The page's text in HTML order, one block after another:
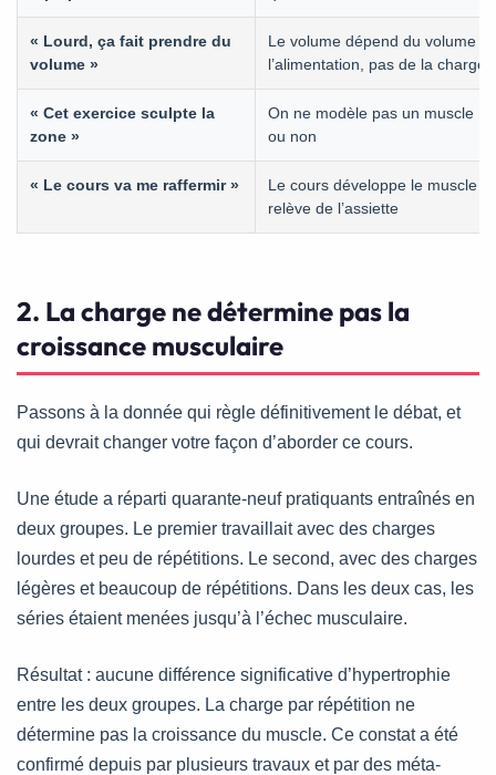
« Lourd, ça fait prendre du
volume »
Le volume dépend du volume
l’alimentation, pas de la charge
« Cet exercice sculpte la
zone »
On ne modèle pas un muscle ;
ou non
« Le cours va me raffermir »
Le cours développe le muscle ;
relève de l’assiette
2. La charge ne détermine pas la
croissance musculaire
Passons à la donnée qui règle définitivement le débat, et
qui devrait changer votre façon d’aborder ce cours.
Une étude a réparti quarante-neuf pratiquants entraînés en
deux groupes. Le premier travaillait avec des charges
lourdes et peu de répétitions. Le second, avec des charges
légères et beaucoup de répétitions. Dans les deux cas, les
séries étaient menées jusqu’à l’échec musculaire.
Résultat : aucune différence significative d’hypertrophie
entre les deux groupes. La charge par répétition ne
détermine pas la croissance du muscle. Ce constat a été
confirmé depuis par plusieurs travaux et par des méta-